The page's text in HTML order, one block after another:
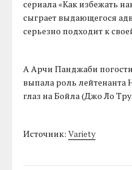
сериала «Как избежать
сыграет выдающегося
серьезно подходит к
А Арчи Панджаби
выпала роль лейтенанта
глаз на Бойла (Джо Ло
Источник:Variety